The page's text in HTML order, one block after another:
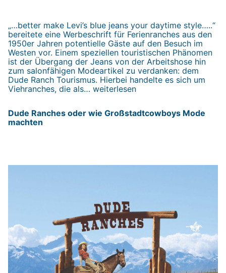
Dude Ranches oder wie Großstadtcowboys Mode
machten
„…better make Levi’s blue jeans your daytime style…..“
bereitete eine Werbeschrift für Ferienranches aus den
1950er Jahren potentielle Gäste auf den Besuch im
Westen vor. Einem speziellen touristischen Phänomen
ist der Übergang der Jeans von der Arbeitshose hin
zum salonfähigen Modeartikel zu verdanken: dem
Dude Ranch Tourismus. Hierbei handelte es sich um
Viehranches, die als… Dude
wie
weiterlesen